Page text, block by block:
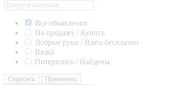
Все объявления
На продажу / Купить
Добрые руки / Взять бесплатно
Вязка
Потерялись / Найдены
Сбросить Применить